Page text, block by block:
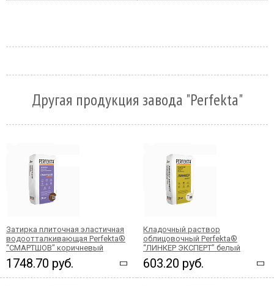
Другая продукция завода "Perfekta"
Затирка плиточная эластичная
водоотталкивающая Perfekta®
“СМАРТШОВ" коричневый
1748.70 руб.
Кладочный раствор
облицовочный Perfekta®
“ЛИНКЕР ЭКСПЕРТ” белый
603.20 руб.